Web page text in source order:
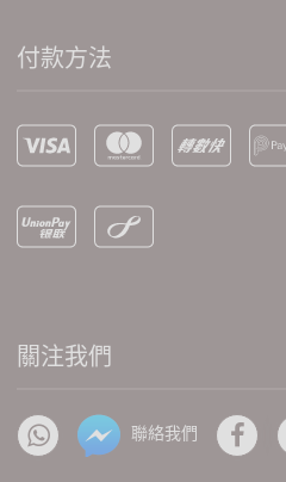
付款方法
關注我們
聯絡我們